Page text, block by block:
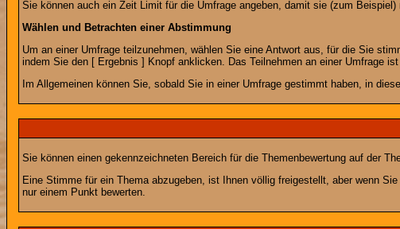
Sie können auch ein Zeit Limit für die Umfrage angeben, damit sie (zum
Wählen und Betrachten einer Abstimmung
Um an einer Umfrage teilzunehmen, wählen Sie eine Antwort aus, für die Sie
indem Sie den [ Ergebnis ] Knopf anklicken. Das Teilnehmen an einer Umfrage
Im Allgemeinen können Sie, sobald Sie in einer Umfrage gestimmt haben, in
Sie können einen gekennzeichneten Bereich für die Themenbewertung auf der
Eine Stimme für ein Thema abzugeben, ist Ihnen völlig freigestellt, aber wenn
nur einem Punkt bewerten.